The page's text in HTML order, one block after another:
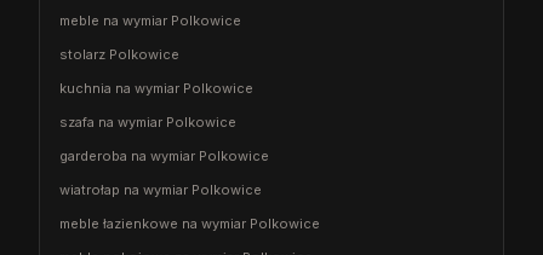
meble na wymiar Polkowice
stolarz Polkowice
kuchnia na wymiar Polkowice
szafa na wymiar Polkowice
garderoba na wymiar Polkowice
wiatrołap na wymiar Polkowice
meble łazienkowe na wymiar Polkowice